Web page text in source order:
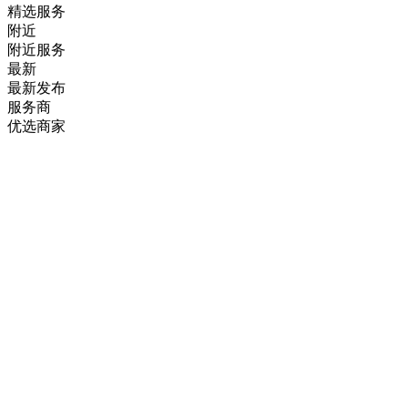
精选服务
附近
附近服务
最新
最新发布
服务商
优选商家